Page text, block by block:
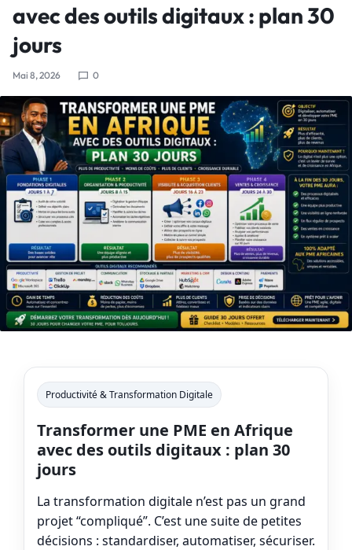
avec des outils digitaux : plan 30
jours
Mai 8, 2026 0
Productivité & Transformation Digitale
Transformer une PME en Afrique
avec des outils digitaux : plan 30
jours
La transformation digitale n’est pas un grand
projet “compliqué”. C’est une suite de petites
décisions : standardiser, automatiser, sécuriser.